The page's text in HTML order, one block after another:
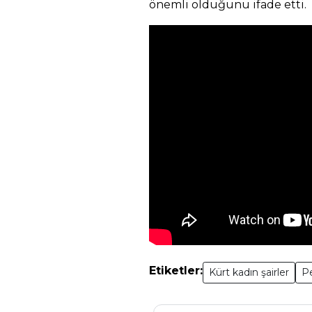
önemli olduğunu ifade etti.
Etiketler: Kürt kadın şairler